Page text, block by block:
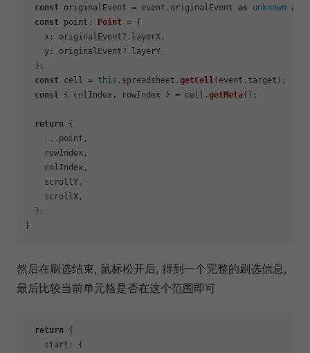
const originalEvent = event. originalEvent as unknown as
const
point : Point = {
x : originalEvent?. layerX ,
y : originalEvent?. layerY ,
  };
const cell = this . spreadsheet .getCell (event. target );
const { colIndex, rowIndex } = cell.getMeta();
return {
    ...point,
    rowIndex,
    colIndex,
    scrollY,
    scrollX,
  };
然后在刷选结束, 鼠标松开后, 得到一个完整的刷选信息,
最后比较当前单元格是否在这个范围即可
return {
start : {